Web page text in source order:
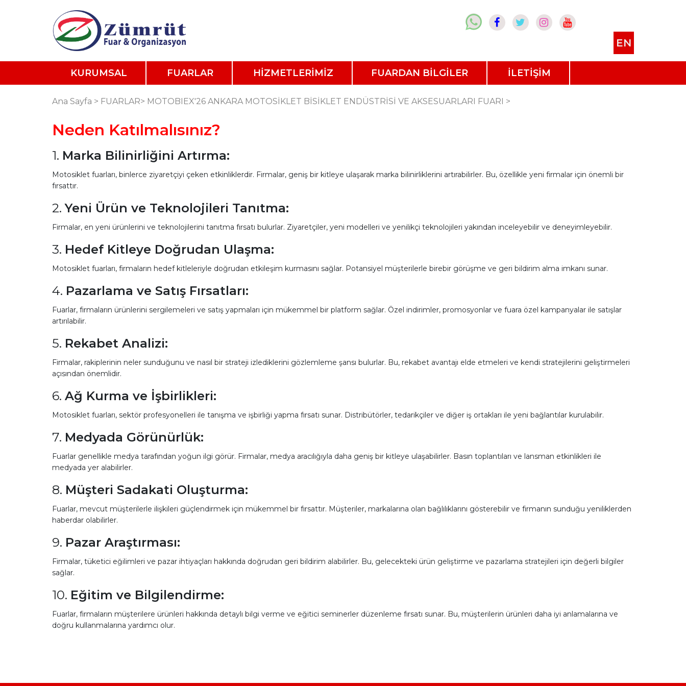
EN
KURUMSAL FUARLAR HİZMETLERİMİZ FUARDAN BİLGİLER İLETİŞİM
Ana Sayfa > FUARLAR> MOTOBIEX'26 ANKARA MOTOSİKLET BİSİKLET ENDÜSTRİSİ VE AKSESUARLARI FUARI >
Neden Katılmalısınız?
1. Marka Bilinirliğini Artırma:
Motosiklet fuarları, binlerce ziyaretçiyi çeken etkinliklerdir. Firmalar, geniş bir kitleye ulaşarak marka bilinirliklerini artırabilirler. Bu, özellikle yeni firmalar için önemli bir
fırsattır.
2.Yeni Ürün ve Teknolojileri Tanıtma:
Firmalar, en yeni ürünlerini ve teknolojilerini tanıtma fırsatı bulurlar. Ziyaretçiler, yeni modelleri ve yenilikçi teknolojileri yakından inceleyebilir ve deneyimleyebilir.
3. Hedef Kitleye Doğrudan Ulaşma:
Motosiklet fuarları, firmaların hedef kitleleriyle doğrudan etkileşim kurmasını sağlar. Potansiyel müşterilerle birebir görüşme ve geri bildirim alma imkanı sunar.
4. Pazarlama ve Satış Fırsatları:
Fuarlar, firmaların ürünlerini sergilemeleri ve satış yapmaları için mükemmel bir platform sağlar. Özel indirimler, promosyonlar ve fuara özel kampanyalar ile satışlar
artırılabilir.
5. Rekabet Analizi:
Firmalar, rakiplerinin neler sunduğunu ve nasıl bir strateji izlediklerini gözlemleme şansı bulurlar. Bu, rekabet avantajı elde etmeleri ve kendi stratejilerini geliştirmeleri
açısından önemlidir.
6. Ağ Kurma ve İşbirlikleri:
Motosiklet fuarları, sektör profesyonelleri ile tanışma ve işbirliği yapma fırsatı sunar. Distribütörler, tedarikçiler ve diğer iş ortakları ile yeni bağlantılar kurulabilir.
7. Medyada Görünürlük:
Fuarlar genellikle medya tarafından yoğun ilgi görür. Firmalar, medya aracılığıyla daha geniş bir kitleye ulaşabilirler. Basın toplantıları ve lansman etkinlikleri ile
medyada yer alabilirler.
8. Müşteri Sadakati Oluşturma:
Fuarlar, mevcut müşterilerle ilişkileri güçlendirmek için mükemmel bir fırsattır. Müşteriler, markalarına olan bağlılıklarını gösterebilir ve firmanın sunduğu yeniliklerden
haberdar olabilirler.
9. Pazar Araştırması:
Firmalar, tüketici eğilimleri ve pazar ihtiyaçları hakkında doğrudan geri bildirim alabilirler. Bu, gelecekteki ürün geliştirme ve pazarlama stratejileri için değerli bilgiler
sağlar.
10. Eğitim ve Bilgilendirme:
Fuarlar, firmaların müşterilere ürünleri hakkında detaylı bilgi verme ve eğitici seminerler düzenleme fırsatı sunar. Bu, müşterilerin ürünleri daha iyi anlamalarına ve
doğru kullanmalarına yardımcı olur.